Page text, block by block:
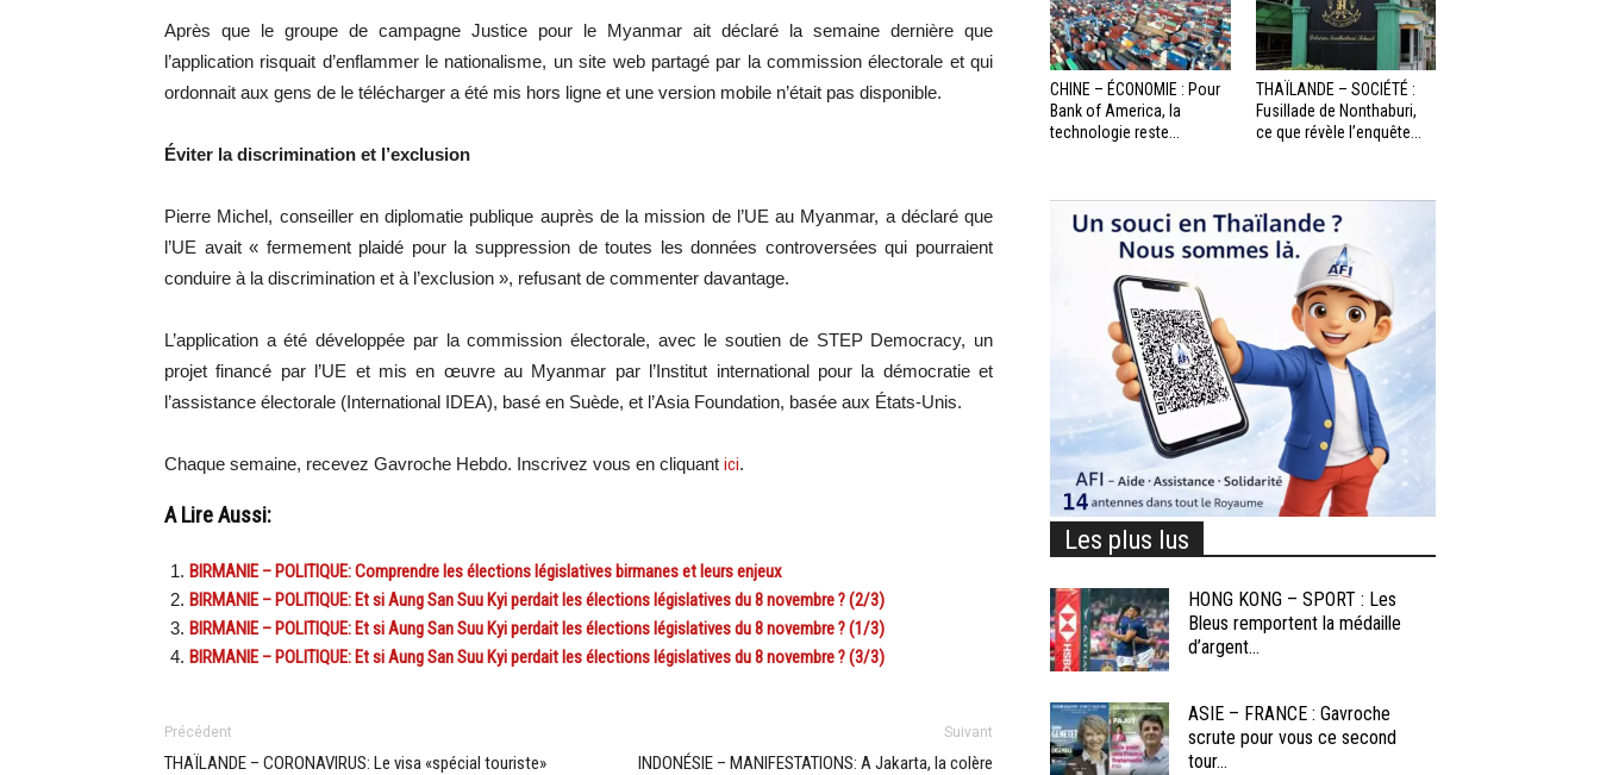
Après que le groupe de campagne Justice pour le Myanmar ait déclaré la semaine dernière que
l’application risquait d’enflammer le nationalisme, un site web partagé par la commission électorale et qui
ordonnait aux gens de le télécharger a été mis hors ligne et une version mobile n’était pas disponible.
Éviter la discrimination et l’exclusion
Pierre Michel, conseiller en diplomatie publique auprès de la mission de l’UE au Myanmar, a déclaré que
l’UE avait « fermement plaidé pour la suppression de toutes les données controversées qui pourraient
conduire à la discrimination et à l’exclusion », refusant de commenter davantage.
L’application a été développée par la commission électorale, avec le soutien de STEP Democracy, un
projet financé par l’UE et mis en œuvre au Myanmar par l’Institut international pour la démocratie et
l’assistance électorale (International IDEA), basé en Suède, et l’Asia Foundation, basée aux États-Unis.
Chaque semaine, recevez Gavroche Hebdo. Inscrivez vous en cliquant ici.
A Lire Aussi:
BIRMANIE – POLITIQUE: Comprendre les élections législatives birmanes et leurs enjeux
BIRMANIE – POLITIQUE: Et si Aung San Suu Kyi perdait les élections législatives du 8 novembre ? (2/3)
BIRMANIE – POLITIQUE: Et si Aung San Suu Kyi perdait les élections législatives du 8 novembre ? (1/3)
BIRMANIE – POLITIQUE: Et si Aung San Suu Kyi perdait les élections législatives du 8 novembre ? (3/3)
Précédent
THAÏLANDE – CORONAVIRUS: Le visa «spécial touriste»
Suivant
INDONÉSIE – MANIFESTATIONS: A Jakarta, la colère
CHINE – ÉCONOMIE : Pour
Bank of America, la
technologie reste...
THAÏLANDE – SOCIÉTÉ :
Fusillade de Nonthaburi,
ce que révèle l’enquête...
Les plus lus
HONG KONG – SPORT : Les
Bleus remportent la médaille
d’argent...
ASIE – FRANCE : Gavroche
scrute pour vous ce second
tour...